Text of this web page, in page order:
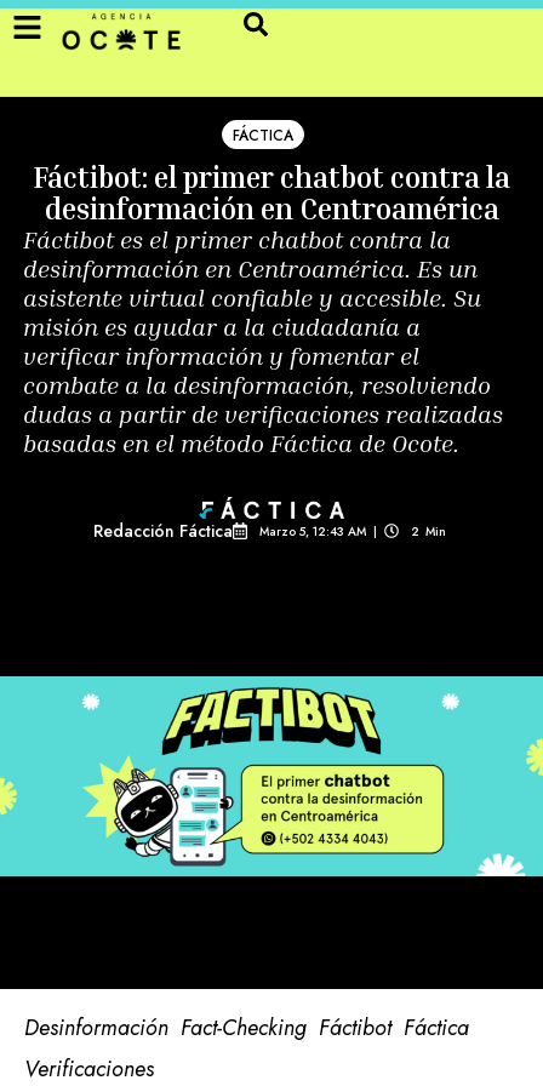
FÁCTICA
Fáctibot: el primer chatbot contra la
desinformación en Centroamérica
Fáctibot es el primer chatbot contra la
desinformación en Centroamérica. Es un
asistente virtual confiable y accesible. Su
misión es ayudar a la ciudadanía a
verificar información y fomentar el
combate a la desinformación, resolviendo
dudas a partir de verificaciones realizadas
basadas en el método Fáctica de Ocote.
Redacción Fáctica Marzo 5, 12:43 AM | 2 Min
Desinformación Fact-Checking Fáctibot Fáctica
Verificaciones